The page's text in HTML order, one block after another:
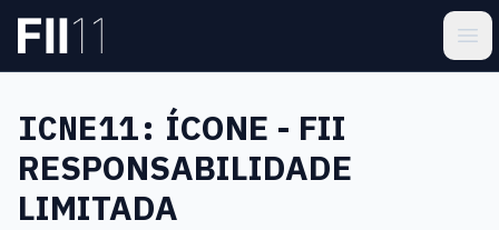
Pular para o conteúdo principal
ICNE11: ÍCONE - FII
RESPONSABILIDADE
LIMITADA